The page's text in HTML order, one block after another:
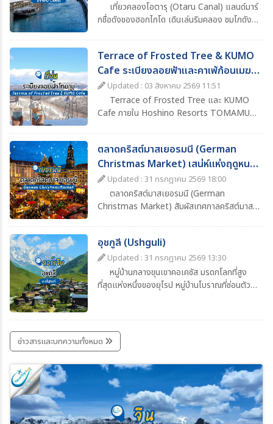
เที่ยวคลองโอตารุ (Otaru Canal) แลนด์มาร์
กชื่อดังของฮอกไกโด เดินเล่นริมคลอง ชมโกดัง
Terrace of Frosted Tree & KUMO
Cafe ระเบียงลอยฟ้าและคาเฟ่ก้อนเมฆ
ฮอกไกโด
Updated : 03 สิงหาคม 2569 11:51
Terrace of Frosted Tree และ KUMO
Cafe ภายใน Hoshino Resorts TOMAMU
และจิบเครื่องดื่มอุ่นๆ พร้อมวิวหิมะสีขาวสุดโรแมน
ติก
ตลาดคริสต์มาสเยอรมนี (German
Christmas Market) เสน่ห์แห่งฤดูหนาว
ที่ต้องไปสัมผัสสักครั้ง
Updated : 31 กรกฎาคม 2569 18:00
ตลาดคริสต์มาสเยอรมนี (German
Christmas Market) สัมผัสเทศกาลคริสต์มาส
โรแมนติก พร้อมข้อมูลการเดินทาง ช่วงเวลาที่
เหมาะแก่การเที่ยว และไฮไลต์ที่ไม่ควรพลาด
อุชกูลี (Ushguli)
Updated : 31 กรกฎาคม 2569 13:30
หมู่บ้านกลางขุนเขาคอเคซัส มรดกโลกที่สูง
ที่สุดแห่งหนึ่งของยุโรป หมู่บ้านโบราณที่ซ่อนตัว
ประเทศจอร์เจีย ถือเป็นหนึ่งในชุมชนที่มีผู้อยู่อาศัย
ถาวรบนพื้นที่สูงที่สุดแห่งหนึ่งของยุโรป โดยตั้ง
อยู่ที่ระดับความสูงประมาณ 2,100 เมตรเหนือ
ระดับน้ำทะเล เสน่ห์ของอุชกูลีอยู่ที่บรรยากาศ
ราวกับย้อนเวลากลับไปในยุคกลาง บ้านเรือนหิน
เก่าแก่และหอคอยป้องกันตระกูลสวาน (Svan
Towers) ที่มีอายุนับร้อยปี ยังคงตั้งตระหง่านอยู่
ท่ามกลางฉากหลังของยอดเขาชคารา (Shkhara)
ข่าวสารและบทความทั้งหมด